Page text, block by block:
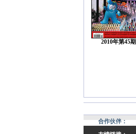
2010年第45期
合作伙伴：